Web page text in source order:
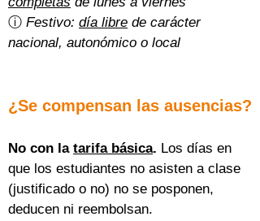
ⓘ Festivo: día libre de carácter
nacional, autonómico o local
¿Se compensan las ausencias?
No con la tarifa básica. Los días en
que los estudiantes no asisten a clase
(justificado o no) no se posponen,
deducen ni reembolsan.